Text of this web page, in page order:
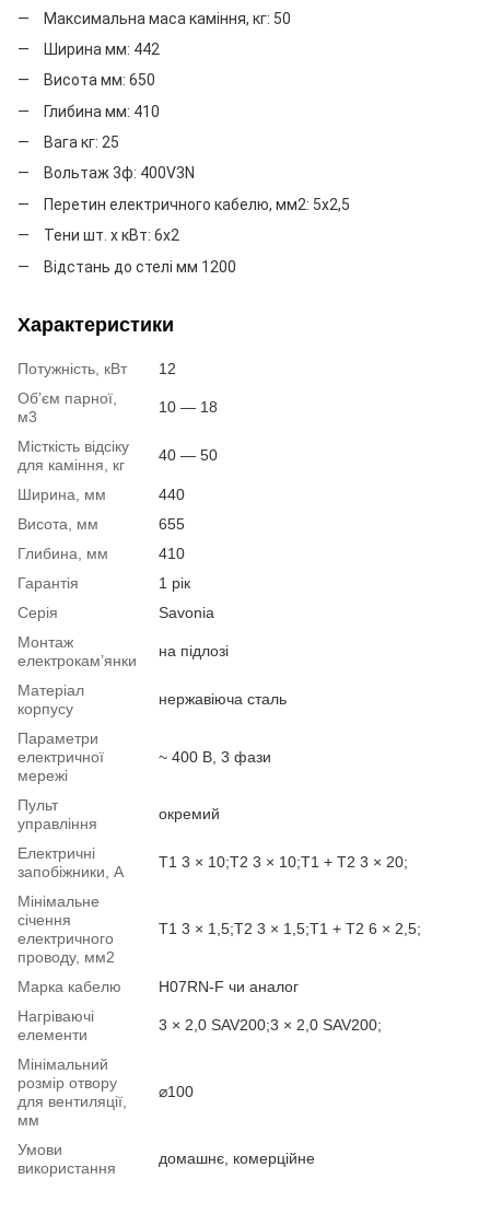
Максимальна маса каміння, кг: 50
Ширина мм: 442
Висота мм: 650
Глибина мм: 410
Вага кг: 25
Вольтаж 3ф: 400V3N
Перетин електричного кабелю, мм2: 5x2,5
Тени шт. х кВт: 6x2
Відстань до стелі мм 1200
Характеристики
Потужність, кВт
12
Об’єм парної,
м3
10 — 18
Місткість відсіку
для каміння, кг
40 — 50
Ширина, мм
440
Висота, мм
655
Глибина, мм
410
Гарантія
1 рік
Серія
Savonia
Монтаж
електрокам’янки
на підлозі
Матеріал
корпусу
нержавіюча сталь
Параметри
електричної
мережі
~ 400 В, 3 фази
Пульт
управління
окремий
Електричні
запобіжники, А
T1 3 × 10;T2 3 × 10;T1 + T2 3 × 20;
Мінімальне
січення
електричного
проводу, мм2
T1 3 × 1,5;T2 3 × 1,5;T1 + T2 6 × 2,5;
Марка кабелю
H07RN-F чи аналог
Нагріваючі
елементи
3 × 2,0 SAV200;3 × 2,0 SAV200;
Мінімальний
розмір отвору
для вентиляції,
мм
⌀100
Умови
використання
домашнє, комерційне